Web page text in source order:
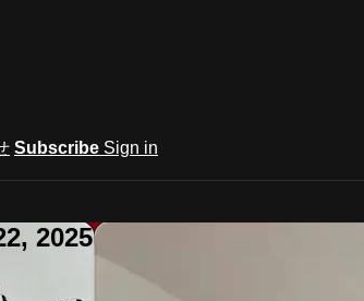
Subscribe Sign in
2025